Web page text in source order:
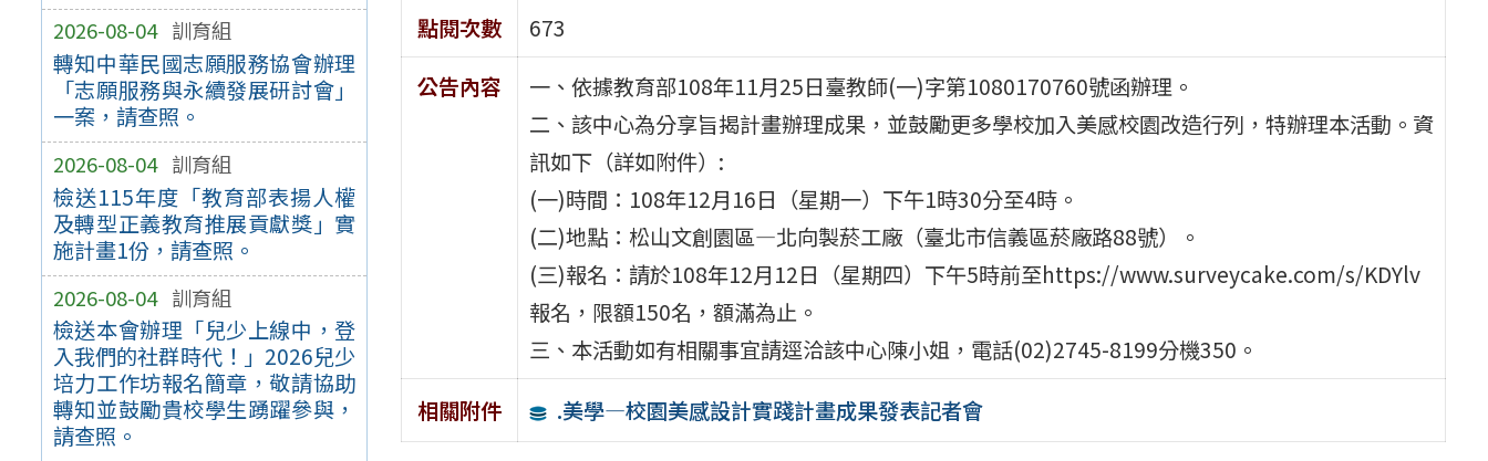
2026-08-04 訓育組
轉知中華民國志願服務協會辦理
「志願服務與永續發展研討會」
一案，請查照。
2026-08-04 訓育組
檢送115年度「教育部表揚人權
及轉型正義教育推展貢獻獎」實
施計畫1份，請查照。
2026-08-04 訓育組
檢送本會辦理「兒少上線中，登
入我們的社群時代！」2026兒少
培力工作坊報名簡章，敬請協助
轉知並鼓勵貴校學生踴躍參與，
請查照。
點閱次數
673
公告內容
一、依據教育部108年11月25日臺教師(一)字第1080170760號函辦理。
二、該中心為分享旨揭計畫辦理成果，並鼓勵更多學校加入美感校園改造行列，特辦理本活動。資
訊如下（詳如附件）:
(一)時間：108年12月16日（星期一）下午1時30分至4時。
(二)地點：松山文創園區—北向製菸工廠（臺北市信義區菸廠路88號）。
(三)報名：請於108年12月12日（星期四）下午5時前至https://www.surveycake.com/s/KDYlv
報名，限額150名，額滿為止。
三、本活動如有相關事宜請逕洽該中心陳小姐，電話(02)2745-8199分機350。
相關附件
.美學—校園美感設計實踐計畫成果發表記者會